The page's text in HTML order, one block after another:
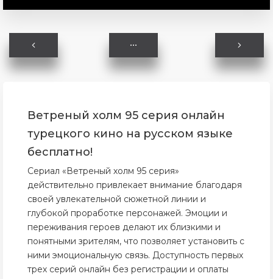
Ветреный холм 95 серия онлайн
турецкого кино на русском языке
бесплатно!
Сериал «Ветреный холм 95 серия»
действительно привлекает внимание благодаря
своей увлекательной сюжетной линии и
глубокой проработке персонажей. Эмоции и
переживания героев делают их близкими и
понятными зрителям, что позволяет установить с
ними эмоциональную связь. Доступность первых
трех серий онлайн без регистрации и оплаты